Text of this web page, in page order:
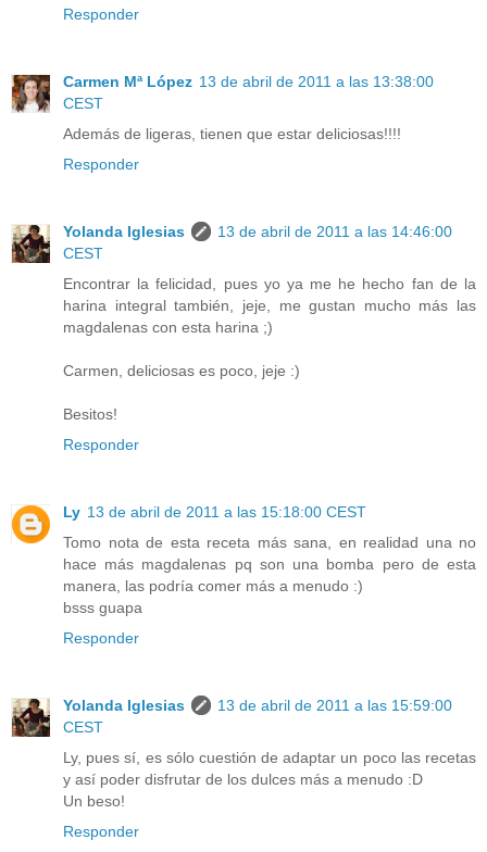
Responder
Carmen Mª López 13 de abril de 2011 a las 13:38:00
CEST
Además de ligeras, tienen que estar deliciosas!!!!
Responder
Yolanda Iglesias
13 de abril de 2011 a las 14:46:00
CEST
Encontrar la felicidad, pues yo ya me he hecho fan de la
harina integral también, jeje, me gustan mucho más las
magdalenas con esta harina ;)
Carmen, deliciosas es poco, jeje :)
Besitos!
Responder
Ly 13 de abril de 2011 a las 15:18:00 CEST
Tomo nota de esta receta más sana, en realidad una no
hace más magdalenas pq son una bomba pero de esta
manera, las podría comer más a menudo :)
bsss guapa
Responder
Yolanda Iglesias
13 de abril de 2011 a las 15:59:00
CEST
Ly, pues sí, es sólo cuestión de adaptar un poco las recetas
y así poder disfrutar de los dulces más a menudo :D
Un beso!
Responder